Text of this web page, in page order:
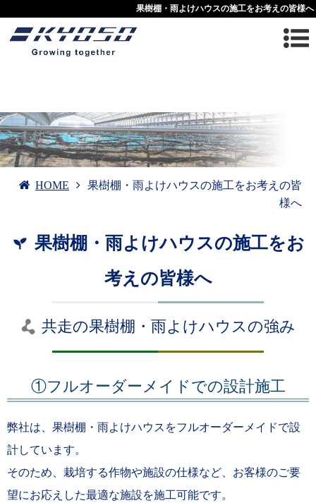
果樹棚・雨よけハウスの施工をお考えの皆様へ
HOME
果樹棚・雨よけハウスの施工をお考えの皆
様へ
果樹棚・雨よけハウスの施工をお
考えの皆様へ
共走の果樹棚・雨よけハウスの強み
①フルオーダーメイドでの設計施工
弊社は、果樹棚・雨よけハウスをフルオーダーメイドで設
計しています。
そのため、栽培する作物や施設の仕様など、お客様のご要
望にお応えした最適な施設を施工可能です。